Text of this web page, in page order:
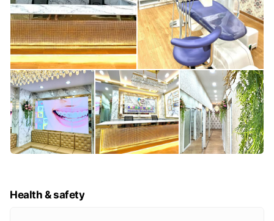
Health & safety